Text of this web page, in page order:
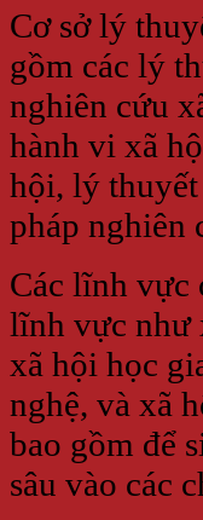
Cơ sở lý
gồm các lý
nghiên cứu
hành vi xã
hội, lý thuyết
pháp nghiên
Các lĩnh vực
lĩnh vực như
xã hội học
nghệ, và xã
bao gồm để
sâu vào các